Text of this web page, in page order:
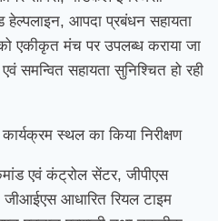
हेल्पलाइन, आपदा प्रबंधन सहायता
एकीकृत मंच पर उपलब्ध कराया जा
समन्वित सहायता सुनिश्चित हो रही
स्थल का किया निरीक्षण
एवं कंट्रोल सेंटर, जीपीएस
जीआईएस आधारित रियल टाइम